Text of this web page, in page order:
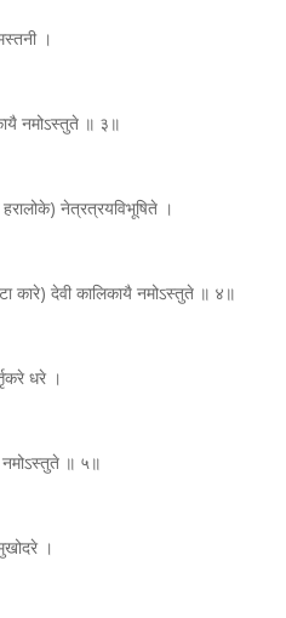
।
नमोऽस्तुते ॥ ३॥
हरालोके) नेत्रत्रयविभूषिते ।
कारे) देवी कालिकायै नमोऽस्तुते ॥ ४॥
धरे ।
नमोऽस्तुते ॥ ५॥
।